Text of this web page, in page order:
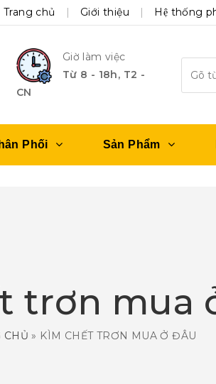
Trang chủ Giới thiệu Hệ thống
Giờ làm việc
Từ 8 - 18h, T2 -
CN
Phối Sản Phẩm
trơn mua
CHỦ » KÌM CHẾT TRƠN MUA Ở ĐÂU